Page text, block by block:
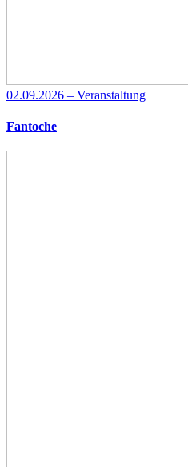
02.09.2026 – Veranstaltung
Fantoche